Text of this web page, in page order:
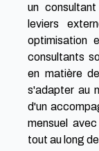
un
leviers
optimisation
consultants
en matière
s'adapter au
d'un
mensuel
tout au long